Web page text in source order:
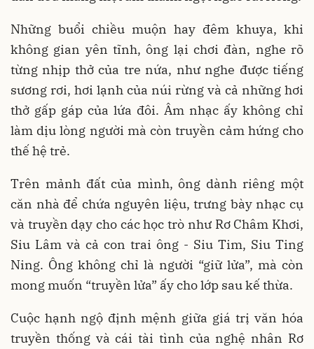
Những buổi chiều muộn hay đêm khuya, khi
không gian yên tĩnh, ông lại chơi đàn, nghe rõ
từng nhịp thở của tre nứa, như nghe được tiếng
sương rơi, hơi lạnh của núi rừng và cả những hơi
thở gấp gáp của lứa đôi. Âm nhạc ấy không chỉ
làm dịu lòng người mà còn truyền cảm hứng cho
thế hệ trẻ.
Trên mảnh đất của mình, ông dành riêng một
căn nhà để chứa nguyên liệu, trưng bày nhạc cụ
và truyền dạy cho các học trò như Rơ Châm Khơi,
Siu Lâm và cả con trai ông - Siu Tim, Siu Ting
Ning. Ông không chỉ là người “giữ lửa”, mà còn
mong muốn “truyền lửa” ấy cho lớp sau kế thừa.
Cuộc hạnh ngộ định mệnh giữa giá trị văn hóa
truyền thống và cái tài tình của nghệ nhân Rơ